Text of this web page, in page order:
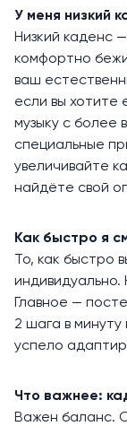
У меня низкий
Низкий каденс
комфортно
ваш
если вы хотите
музыку с более
специальные
увеличивайте
найдёте свой
Как быстро я
То, как быстро
индивидуально.
Главное —
2 шага в
успело
Что важнее:
Важен баланс.